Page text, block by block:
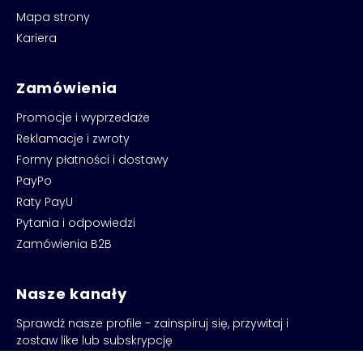
Mapa strony
Kariera
Zamówienia
Promocje i wyprzedaże
Reklamacje i zwroty
Formy płatności i dostawy
PayPo
Raty PayU
Pytania i odpowiedzi
Zamówienia B2B
Nasze kanały
Sprawdź nasze profile - zainspiruj się, przywitaj i
zostaw like lub subskrypcję